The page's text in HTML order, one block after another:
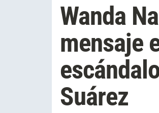
Wanda
mensaje
Suárez